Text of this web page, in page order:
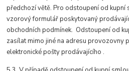
předchozí větě. Pro odstoupení od kupní
vzorový formulář poskytovaný
obchodních podmínek. Odstoupení od
zasílat mimo jiné na adresu provozovny
elektronické pošty prodávajícího .